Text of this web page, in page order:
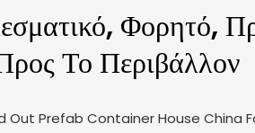
Φορητό,
Το Περιβάλλον
Out Prefab Container House China